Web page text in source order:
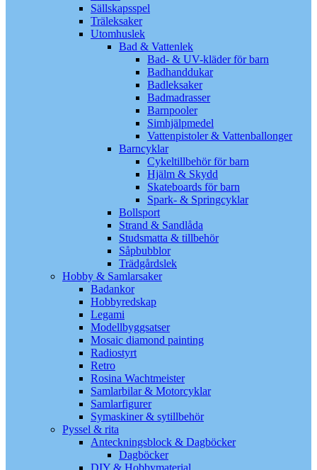
Sällskapsspel
Träleksaker
Utomhuslek
Bad & Vattenlek
Bad- & UV-kläder för barn
Badhanddukar
Badleksaker
Badmadrasser
Barnpooler
Simhjälpmedel
Vattenpistoler & Vattenballonger
Barncyklar
Cykeltillbehör för barn
Hjälm & Skydd
Skateboards för barn
Spark- & Springcyklar
Bollsport
Strand & Sandlåda
Studsmatta & tillbehör
Såpbubblor
Trädgårdslek
Hobby & Samlarsaker
Badankor
Hobbyredskap
Legami
Modellbyggsatser
Mosaic diamond painting
Radiostyrt
Retro
Rosina Wachtmeister
Samlarbilar & Motorcyklar
Samlarfigurer
Symaskiner & sytillbehör
Pyssel & rita
Anteckningsblock & Dagböcker
Dagböcker
DIY & Hobbymaterial